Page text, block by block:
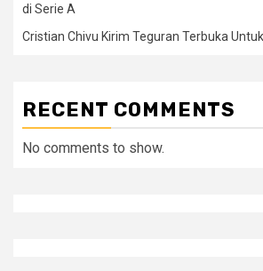
di Serie A
Cristian Chivu Kirim Teguran Terbuka
RECENT COMMENTS
No comments to show.